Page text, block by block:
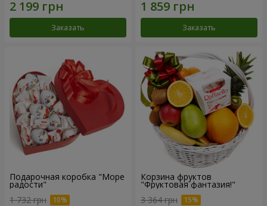
Заказать Заказать
Подарочная коробка "Море
радости"
1 732 грн
Корзина фруктов
"Фруктовая фантазия!"
3 364 грн